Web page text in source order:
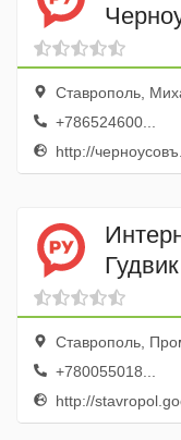
Ставрополь,
+786524600...
http://
Гудвик
Ставрополь,
+780055018...
http://